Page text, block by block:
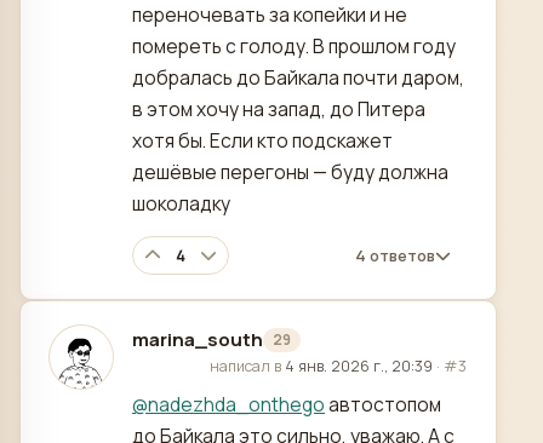
переночевать за копейки и не
помереть с голоду. В прошлом году
добралась до Байкала почти даром,
в этом хочу на запад, до Питера
хотя бы. Если кто подскажет
дешёвые перегоны — буду должна
шоколадку
4 4 ответов
marina_south 29
отредактировано
написал в 4 янв. 2026 г., 20:39 · #3
@nadezhda_onthegoавтостопом
до Байкала это сильно, уважаю. А с